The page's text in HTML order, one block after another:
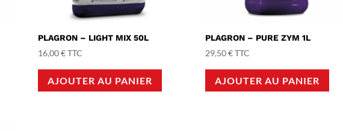
PLAGRON – LIGHT MIX 50L
16,00€TTC
AJOUTER AU PANIER
PLAGRON – PURE ZYM 1L
29,50€TTC
AJOUTER AU PANIER